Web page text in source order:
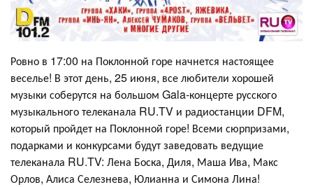
Ровно в 17:00 на Поклонной горе начнется настоящее
веселье! В этот день, 25 июня, все любители хорошей
музыки соберутся на большом Gala-концерте русского
музыкального телеканала RU.TV и радиостанции DFM,
который пройдет на Поклонной горе! Всеми сюрпризами,
подарками и конкурсами будут заведовать ведущие
телеканала RU.TV: Лена Боска, Диля, Маша Ива, Макс
Орлов, Алиса Селезнева, Юлианна и Симона Лина!